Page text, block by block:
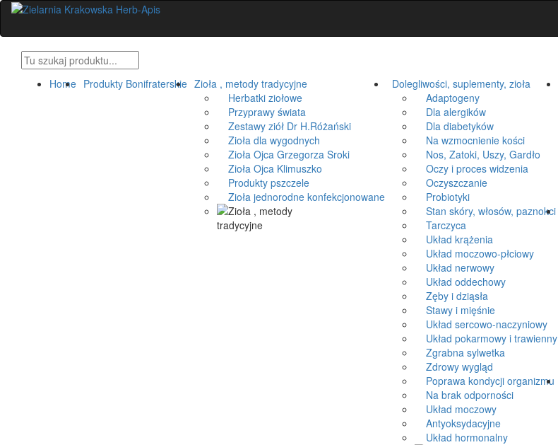
Home Produkty Bonifraterskie Zioła , metody tradycyjne
Herbatki ziołowe
Przyprawy świata
Zestawy ziół Dr H.Różański
Zioła dla wygodnych
Zioła Ojca Grzegorza Sroki
Zioła Ojca Klimuszko
Produkty pszczele
Zioła jednorodne konfekcjonowane
Dolegliwości, suplementy, zioła
Adaptogeny
Dla alergików
Dla diabetyków
Na wzmocnienie kości
Nos, Zatoki, Uszy, Gardło
Oczy i proces widzenia
Oczyszczanie
Probiotyki
Stan skóry, włosów, paznokci
Tarczyca
Układ krążenia
Układ moczowo-płciowy
Układ nerwowy
Układ oddechowy
Zęby i dziąsła
Stawy i mięśnie
Układ sercowo-naczyniowy
Układ pokarmowy i trawienny
Zgrabna sylwetka
Zdrowy wygląd
Poprawa kondycji organizmu
Na brak odporności
Układ moczowy
Antyoksydacyjne
Układ hormonalny